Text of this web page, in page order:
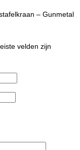
– Gunmetal
velden zijn